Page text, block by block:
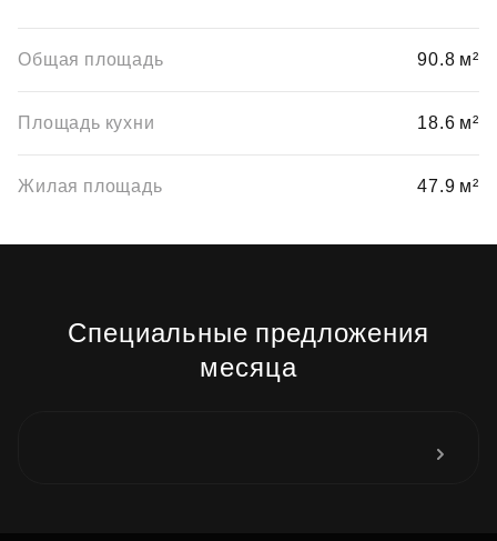
Общая площадь 90.8 м²
Площадь кухни 18.6 м²
Жилая площадь 47.9 м²
Специальные предложения
месяца